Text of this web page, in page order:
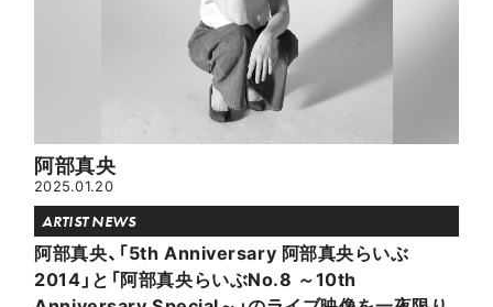
阿部真央
2025.01.20
ARTIST NEWS
阿部真央、「5th Anniversary 阿部真央らいぶ
2014」と「阿部真央らいぶNo.8 ～10th